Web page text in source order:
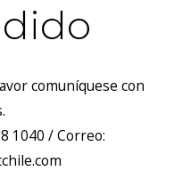
comuníquese con
1040 / Correo: